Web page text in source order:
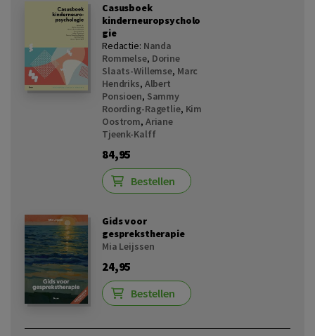
Casusboek
kinderneuropsycholo
gie
Redactie: Nanda
Rommelse, Dorine
Slaats-Willemse, Marc
Hendriks, Albert
Ponsioen, Sammy
Roording-Ragetlie, Kim
Oostrom, Ariane
Tjeenk-Kalff
84,95
Bestellen
Gids voor
gesprekstherapie
Mia Leijssen
24,95
Bestellen